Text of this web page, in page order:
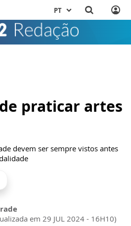
PT
praticar artes
devem ser sempre vistos antes
em 29 JUL 2024 - 16H10)